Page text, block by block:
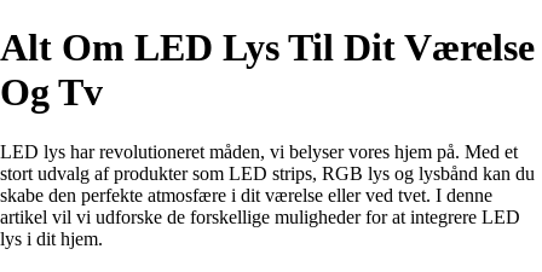
Alt Om LED Lys Til Dit Værelse
Og Tv
LED lys har revolutioneret måden, vi belyser vores hjem på. Med et
stort udvalg af produkter som LED strips, RGB lys og lysbånd kan du
skabe den perfekte atmosfære i dit værelse eller ved tvet. I denne
artikel vil vi udforske de forskellige muligheder for at integrere LED
lys i dit hjem.